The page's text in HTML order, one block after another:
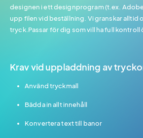
designen i ett designprogram (t.ex.
upp filen vid beställning. Vi granskar alltid
tryck.Passar för dig som vill ha full kontroll
Krav vid uppladdning av
Använd tryckmall
Bädda in allt innehåll
Konvertera text till banor